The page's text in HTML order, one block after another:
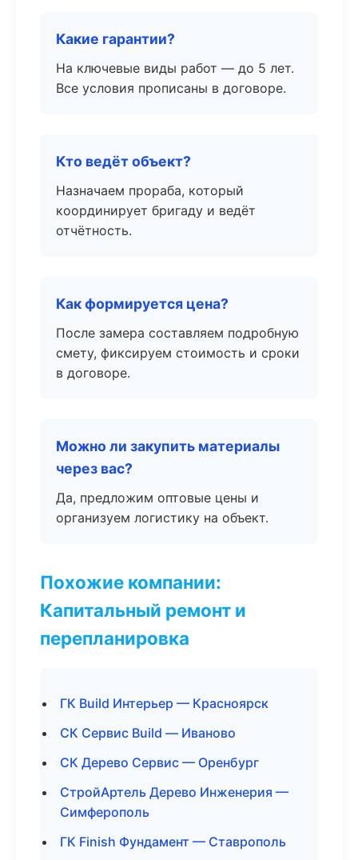
Какие гарантии?
На ключевые виды работ — до 5 лет.
Все условия прописаны в договоре.
Кто ведёт объект?
Назначаем прораба, который
координирует бригаду и ведёт
отчётность.
Как формируется цена?
После замера составляем подробную
смету, фиксируем стоимость и сроки
в договоре.
Можно ли закупить материалы
через вас?
Да, предложим оптовые цены и
организуем логистику на объект.
Похожие компании:
Капитальный ремонт и
перепланировка
ГК Build Интерьер — Красноярск
СК Сервис Build — Иваново
СК Дерево Сервис — Оренбург
СтройАртель Дерево Инженерия —
Симферополь
ГК Finish Фундамент — Ставрополь